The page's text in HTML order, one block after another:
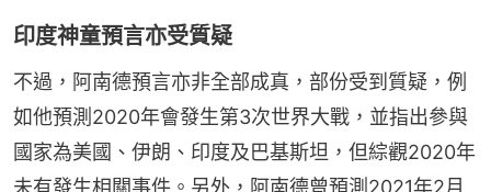
印度神童預言亦受質疑
不過，阿南德預言亦非全部成真，部份受到質疑，例
如他預測2020年會發生第3次世界大戰，並指出參與
國家為美國、伊朗、印度及巴基斯坦，但綜觀2020年